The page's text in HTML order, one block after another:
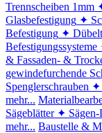
Trennscheiben 1mm
Glasbefestigung ✦
Befestigung ✦
Befestigungssysteme
& Fassaden- &
gewindefurchende
Spenglerschrauben ✦
mehr...
Sägeblätter ✦ Sägen-
mehr... Baustelle &